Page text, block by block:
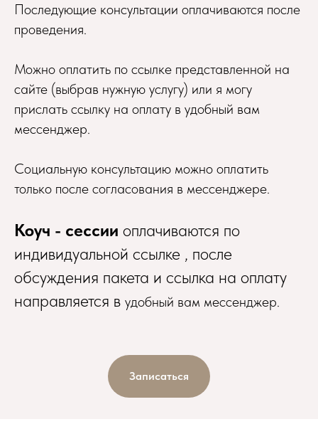
Последующие консультации оплачиваются после
проведения.
Можно оплатить по ссылке представленной на
сайте (выбрав нужную услугу) или я могу
прислать ссылку на оплату в удобный вам
мессенджер.
Социальную консультацию можно оплатить
только после согласования в мессенджере.
Коуч - сессии оплачиваются по
индивидуальной ссылке , после
обсуждения пакета и ссылка на оплату
направляется в удобный вам мессенджер.
Записаться